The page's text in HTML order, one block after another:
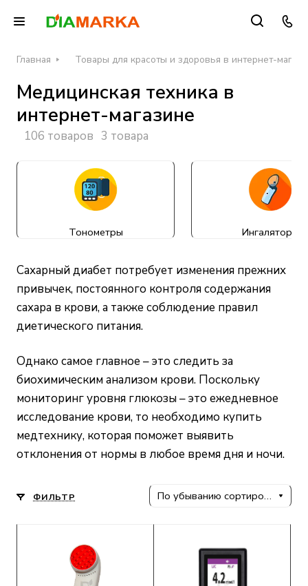
Главная Товары для красоты и здоровья в интернет-
Медицинская техника в
интернет-магазине
106 товаров 3 товара
Тонометры Ингаляторы
Сахарный диабет потребует изменения прежних
привычек, постоянного контроля содержания
сахара в крови, а также соблюдение правил
диетического питания.
Однако самое главное – это следить за
биохимическим анализом крови. Поскольку
мониторинг уровня глюкозы – это ежедневное
исследование крови, то необходимо купить
медтехнику, которая поможет выявить
отклонения от нормы в любое время дня и ночи.
ФИЛЬТР По убыванию сортировки